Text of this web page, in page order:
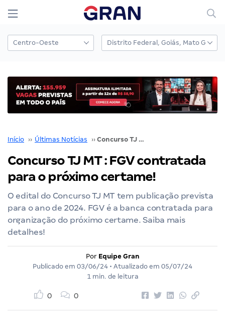
Início ›› Últimas Notícias ›› Concurso TJ MT : FGV contratada para o próximo certame!
Concurso TJ MT : FGV contratada
para o próximo certame!
O edital do Concurso TJ MT tem publicação prevista
para o ano de 2024. FGV é a banca contratada para
organização do próximo certame. Saiba mais
detalhes!
Por Equipe Gran
Publicado em 03/06/24 • Atualizado em 05/07/24
1 min. de leitura
0 0